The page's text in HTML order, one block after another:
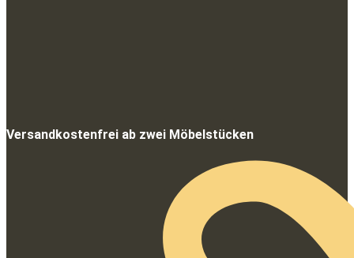
Versandkostenfrei ab zwei Möbelstücken